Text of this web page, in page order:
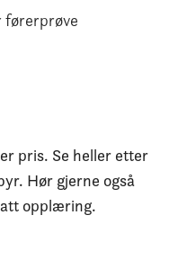
førerprøve
pris. Se heller etter
Hør gjerne også
opplæring.